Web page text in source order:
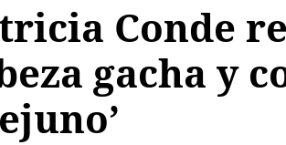
Conde
gacha y